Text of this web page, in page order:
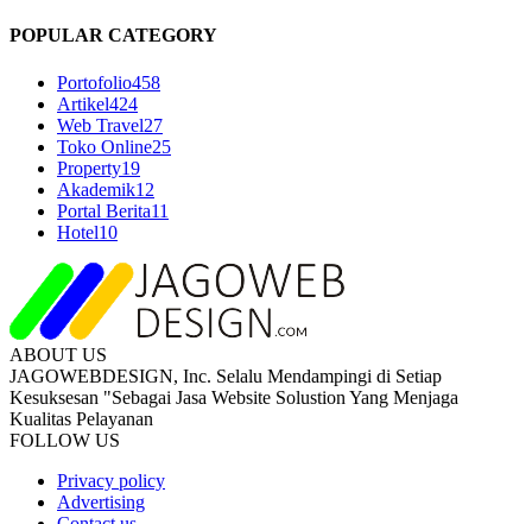
POPULAR CATEGORY
Portofolio458
Artikel424
Web Travel27
Toko Online25
Property19
Akademik12
Portal Berita11
Hotel10
ABOUT US
JAGOWEBDESIGN, Inc. Selalu Mendampingi di Setiap
Kesuksesan "Sebagai Jasa Website Solustion Yang Menjaga
Kualitas Pelayanan
FOLLOW US
Privacy policy
Advertising